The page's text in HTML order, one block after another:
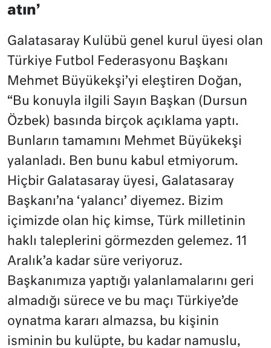
atın’
Galatasaray Kulübü genel kurul üyesi olan
Türkiye Futbol Federasyonu Başkanı
Mehmet Büyükekşi’yi eleştiren Doğan,
“Bu konuyla ilgili Sayın Başkan (Dursun
Özbek) basında birçok açıklama yaptı.
Bunların tamamını Mehmet Büyükekşi
yalanladı. Ben bunu kabul etmiyorum.
Hiçbir Galatasaray üyesi, Galatasaray
Başkanı’na ‘yalancı’ diyemez. Bizim
içimizde olan hiç kimse, Türk milletinin
haklı taleplerini görmezden gelemez. 11
Aralık’a kadar süre veriyoruz.
Başkanımıza yaptığı yalanlamalarını geri
almadığı sürece ve bu maçı Türkiye’de
oynatma kararı almazsa, bu kişinin
isminin bu kulüpte, bu kadar namuslu,